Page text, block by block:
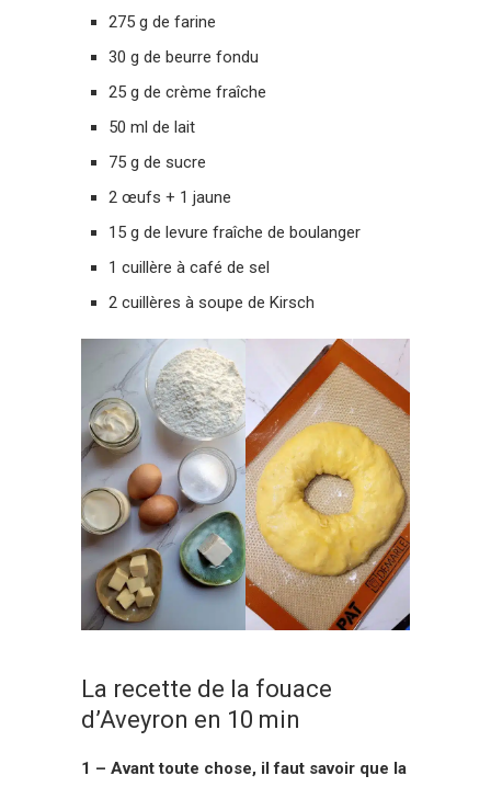
275 g de farine
30 g de beurre fondu
25 g de crème fraîche
50 ml de lait
75 g de sucre
2 œufs + 1 jaune
15 g de levure fraîche de boulanger
1 cuillère à café de sel
2 cuillères à soupe de Kirsch
La recette de la fouace
d’Aveyron en 10 min
1 – Avant toute chose, il faut savoir que la